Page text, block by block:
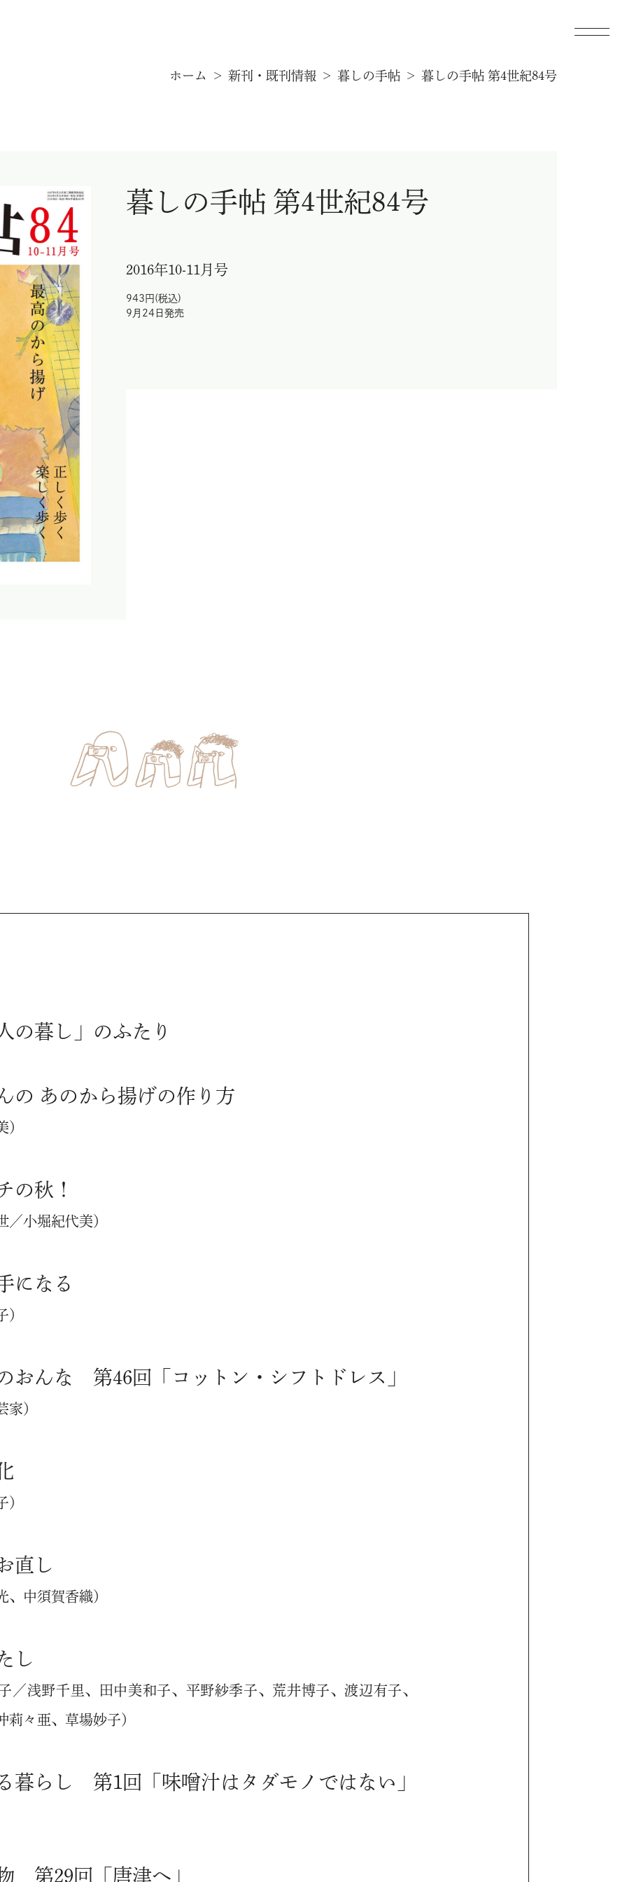
手帖通信
ホーム 新刊・既刊情報 暮しの手帖 暮しの手帖 第4世紀84号
暮しの手帖 第4世紀84号
2016年10-11月号
943円(税込)
9月24日発売
の暮し」のふたり
の あのから揚げの作り方
の秋！
小堀紀代美）
になる
おんな 第46回「コットン・シフトドレス」
家）
直し
中須賀香織）
し
浅野千里、田中美和子、平野紗季子、荒井博子、渡辺有子、
々亜、草場妙子）
暮らし 第1回「味噌汁はタダモノではない」
第29回「唐津へ」